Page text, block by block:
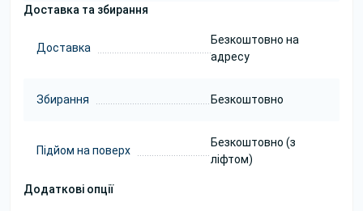
Доставка та збирання
Доставка
Безкоштовно на
адресу
Збирання Безкоштовно
Підйом на поверх
Безкоштовно (з
ліфтом)
Додаткові опції